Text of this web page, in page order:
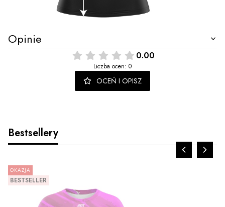
Opinie
0.00
Liczba ocen: 0
OCEŃ I OPISZ
Bestsellery
OKAZJA
BESTSELLER